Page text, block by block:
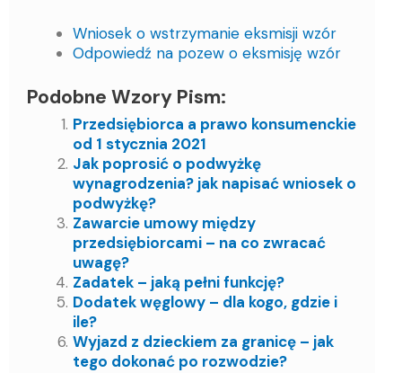
Wniosek o wstrzymanie eksmisji wzór
Odpowiedź na pozew o eksmisję wzór
Podobne Wzory Pism:
Przedsiębiorca a prawo konsumenckie
od 1 stycznia 2021
Jak poprosić o podwyżkę
wynagrodzenia? jak napisać wniosek o
podwyżkę?
Zawarcie umowy między
przedsiębiorcami – na co zwracać
uwagę?
Zadatek – jaką pełni funkcję?
Dodatek węglowy – dla kogo, gdzie i
ile?
Wyjazd z dzieckiem za granicę – jak
tego dokonać po rozwodzie?